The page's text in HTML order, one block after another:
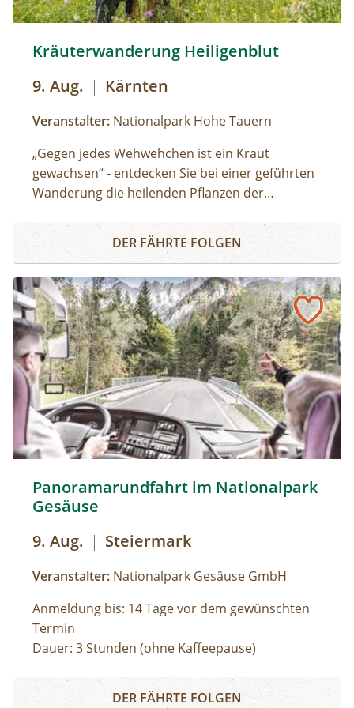
Kräuterwanderung Heiligenblut
9. Aug. | Kärnten
Veranstalter: Nationalpark Hohe Tauern
„Gegen jedes Wehwehchen ist ein Kraut
gewachsen“ - entdecken Sie bei einer geführten
Wanderung die heilenden Pflanzen der
Steilhang oberhalb der Möllschlucht beherbergt
seltene Kräuter, die sonst nur in Felsspalten
Wirkung und Anwendung.
Kräuterwanderung Heiligenblut
DER FÄHRTE FOLGEN
Panoramarundfahrt im Nationalpark
Gesäuse
9. Aug. | Steiermark
Veranstalter: Nationalpark Gesäuse GmbH
Anmeldung bis: 14 Tage vor dem gewünschten
Termin
Dauer: 3 Stunden (ohne Kaffeepause)
Gesäuse mit Nationalpark Ranger:in – wilde
Panoramarundfahrt im Nationalpark Gesäuse
DER FÄHRTE FOLGEN